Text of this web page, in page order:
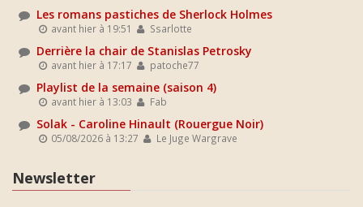
Les romans pastiches de Sherlock Holmes
avant hier à 19:51 Ssarlotte
Derrière la chair de Stanislas Petrosky
avant hier à 17:17 patoche77
Playlist de la semaine (saison 4)
avant hier à 13:03 Fab
Solak - Caroline Hinault (Rouergue Noir)
05/08/2026 à 13:27 Le Juge Wargrave
Newsletter